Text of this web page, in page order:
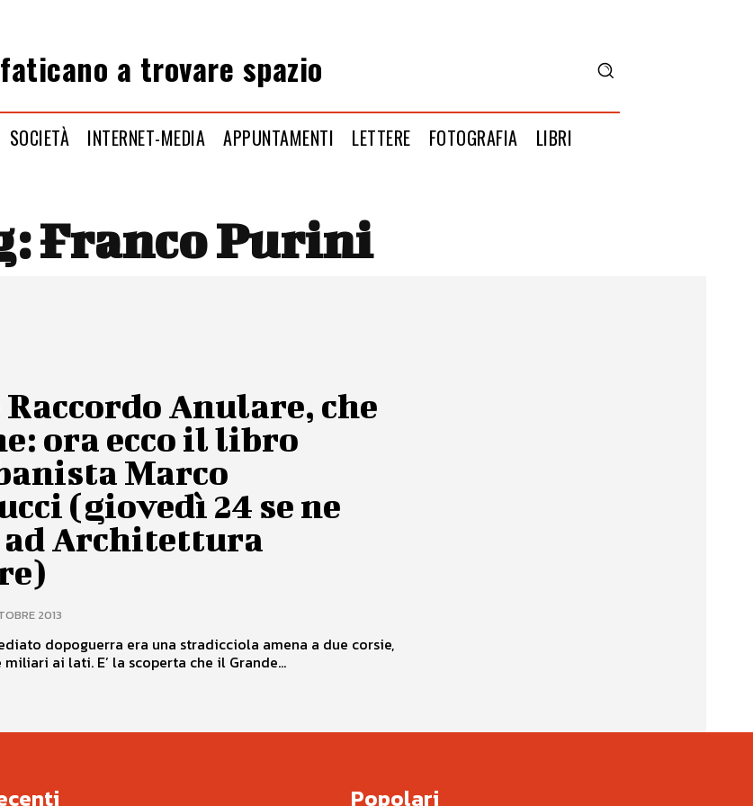
a trovare spazio
SOCIETÀ INTERNET-MEDIA APPUNTAMENTI LETTERE FOTOGRAFIA LIBRI
Franco Purini
Anulare, che
ora ecco il libro
Marco
(giovedì 24 se ne
ad Architettura
2013
dopoguerra era una stradicciola amena a due corsie,
ai lati. E’ la scoperta che il Grande...
Popolari